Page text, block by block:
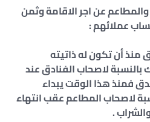
عن اجر الاقامة وثمن
عملائهم :
منذ أن تكون له ذاتيته
لاصحاب الفنادق عند
فمنذ هذا الوقت يبداء
لاصحاب المطاعم عقب انتهاء
.